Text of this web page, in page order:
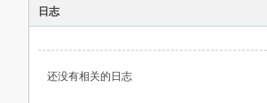
日志
还没有相关的日志